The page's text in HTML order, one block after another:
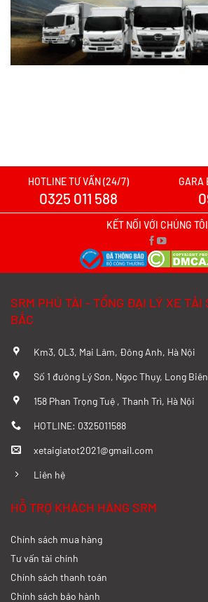
Nên mua xe tải
Tìm hiểu chi tiết
Xem chi tiết >>
Xe tải SRM T20A
Nên xuống tiền cho
Xem chi tiết >>
K01S Từ A–Z
So sánh chi tiết
Đánh giá chi tiết
HOTLINE TƯ VẤN (24/7)
0325 011 588
GARA
KẾT NỐI VỚI CHÚNG TÔI
SRM PHÚ TÀI - TỔNG ĐẠI LÝ XE TẢI
BẮC
Km3, QL3, Mai Lâm, Đông Anh, Hà Nội
Số 1 đường Lý Sơn, Ngọc Thụy, Long
158 Phan Trọng Tuệ , Thanh Trì, Hà Nội
HOTLINE: 0325011588
xetaigiatot2021@gmail.com
Liên hệ
HỖ TRỢ KHÁCH HÀNG SRM
Chính sách mua hàng
Tư vấn tài chính
Chính sách thanh toán
Chính sách bảo hành